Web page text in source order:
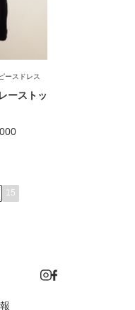
ースドレス
ーストッ
15